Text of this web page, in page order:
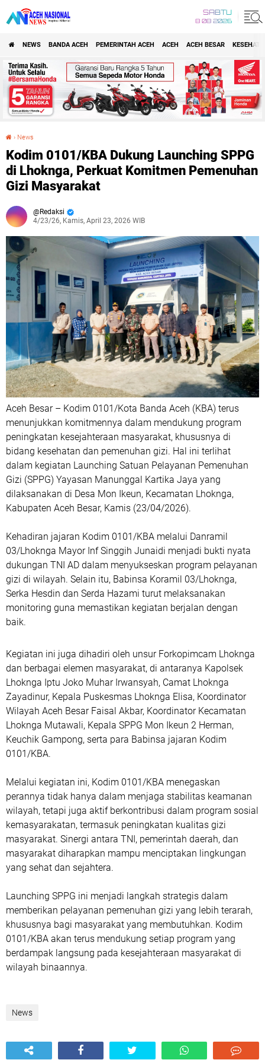
SABTU
8 08 2026
NEWS BANDA ACEH PEMERINTAH ACEH ACEH ACEH BESAR
› News
Kodim 0101/KBA Dukung Launching SPPG
di Lhoknga, Perkuat Komitmen Pemenuhan
Gizi Masyarakat
Redaksi
4/23/26, Kamis, April 23, 2026 WIB
Aceh Besar – Kodim 0101/Kota Banda Aceh (KBA) terus
menunjukkan komitmennya dalam mendukung program
peningkatan kesejahteraan masyarakat, khususnya di
bidang kesehatan dan pemenuhan gizi. Hal ini terlihat
dalam kegiatan Launching Satuan Pelayanan Pemenuhan
Gizi (SPPG) Yayasan Manunggal Kartika Jaya yang
dilaksanakan di Desa Mon Ikeun, Kecamatan Lhoknga,
Kabupaten Aceh Besar, Kamis (23/04/2026).
Kehadiran jajaran Kodim 0101/KBA melalui Danramil
03/Lhoknga Mayor Inf Singgih Junaidi menjadi bukti nyata
dukungan TNI AD dalam menyukseskan program pelayanan
gizi di wilayah. Selain itu, Babinsa Koramil 03/Lhoknga,
Serka Hesdin dan Serda Hazami turut melaksanakan
monitoring guna memastikan kegiatan berjalan dengan
baik.
Kegiatan ini juga dihadiri oleh unsur Forkopimcam Lhoknga
dan berbagai elemen masyarakat, di antaranya Kapolsek
Lhoknga Iptu Joko Muhar Irwansyah, Camat Lhoknga
Zayadinur, Kepala Puskesmas Lhoknga Elisa, Koordinator
Wilayah Aceh Besar Faisal Akbar, Koordinator Kecamatan
Lhoknga Mutawali, Kepala SPPG Mon Ikeun 2 Herman,
Keuchik Gampong, serta para Babinsa jajaran Kodim
0101/KBA.
Melalui kegiatan ini, Kodim 0101/KBA menegaskan
perannya tidak hanya dalam menjaga stabilitas keamanan
wilayah, tetapi juga aktif berkontribusi dalam program sosial
kemasyarakatan, termasuk peningkatan kualitas gizi
masyarakat. Sinergi antara TNI, pemerintah daerah, dan
masyarakat diharapkan mampu menciptakan lingkungan
yang sehat dan sejahtera.
Launching SPPG ini menjadi langkah strategis dalam
memberikan pelayanan pemenuhan gizi yang lebih terarah,
khususnya bagi masyarakat yang membutuhkan. Kodim
0101/KBA akan terus mendukung setiap program yang
berdampak langsung pada kesejahteraan masyarakat di
wilayah binaannya.
News